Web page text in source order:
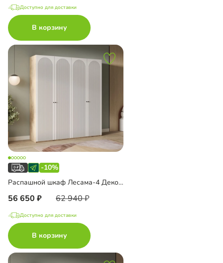
Доступно для доставки
В корзину
-10%
Распашной шкаф Лесама-4 Декор 1
56 650 62 940
Доступно для доставки
В корзину